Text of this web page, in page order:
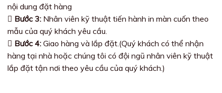
nội dung đặt hàng
Bước 3: Nhân viên kỹ thuật tiến hành in màn cuốn theo
mẫu của quý khách yêu cầu.
Bước 4: Giao hàng và lắp đặt.(Quý khách có thể nhận
hàng tại nhà hoặc chúng tôi có đội ngũ nhân viên kỹ thuật
lắp đặt tận nơi theo yêu cầu của quý khách.)